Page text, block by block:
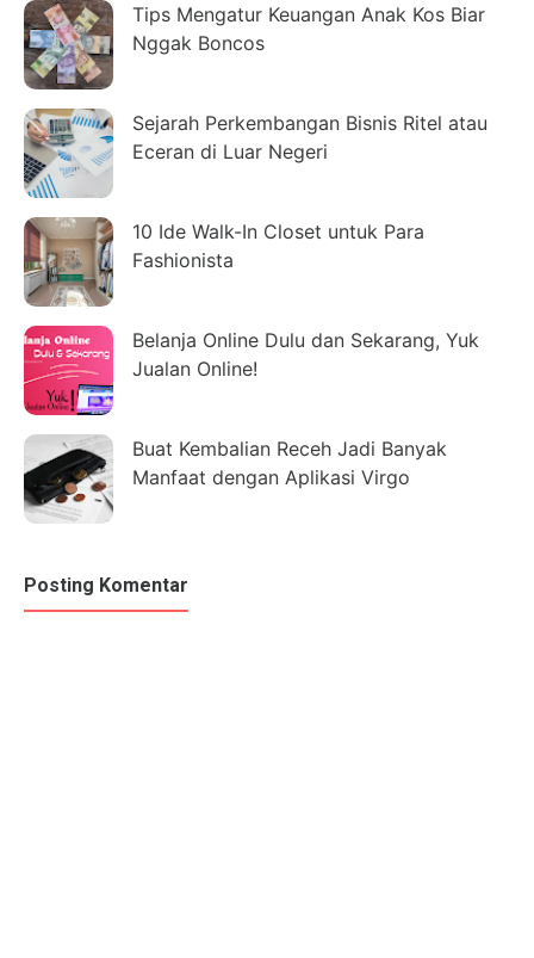
Tips Mengatur Keuangan Anak Kos Biar
Nggak Boncos
Sejarah Perkembangan Bisnis Ritel atau
Eceran di Luar Negeri
10 Ide Walk-In Closet untuk Para
Fashionista
Belanja Online Dulu dan Sekarang, Yuk
Jualan Online!
Buat Kembalian Receh Jadi Banyak
Manfaat dengan Aplikasi Virgo
Posting Komentar